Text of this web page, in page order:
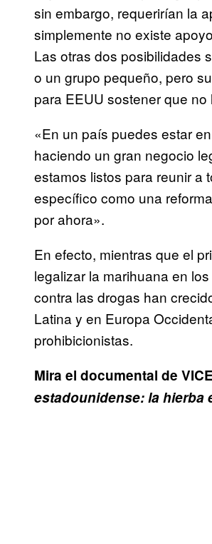
sin embargo, requerirían la
simplemente no existe
Las otras dos posibilidades
o un grupo pequeño, pero
para EEUU sostener que
«En un país puedes estar
haciendo un gran negocio
estamos listos para reunir a
específico como una
por ahora».
En efecto, mientras que el
legalizar la marihuana en
contra las drogas han
Latina y en Europa
prohibicionistas.
Mira el documental de
estadounidense: la hierba